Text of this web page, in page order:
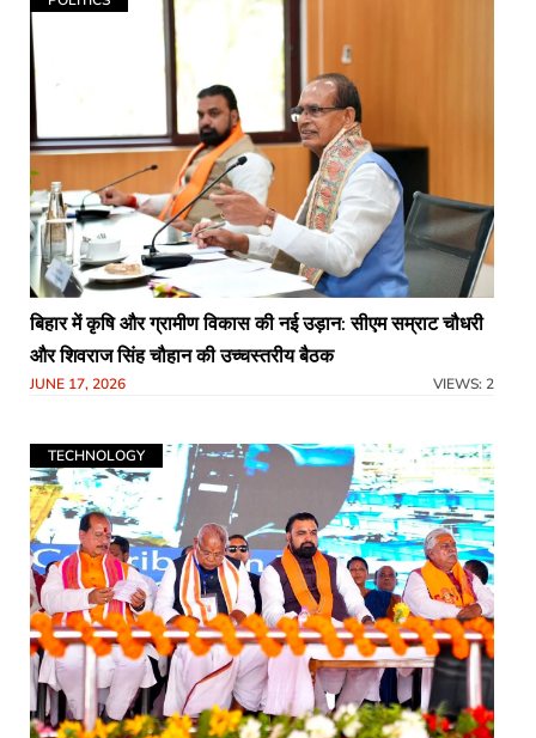
बिहार में कृषि और ग्रामीण विकास की नई उड़ान: सीएम सम्राट चौधरी
और शिवराज सिंह चौहान की उच्चस्तरीय बैठक
JUNE 17, 2026 VIEWS: 2
TECHNOLOGY